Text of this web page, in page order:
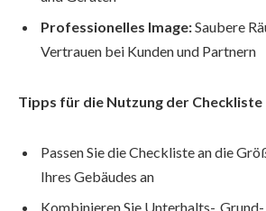
Professionelles Image:Saubere
Vertrauen bei Kunden und Partnern
Tipps für die Nutzung der Checkliste
Passen Sie die Checkliste an die
Ihres Gebäudes an
Kombinieren Sie Unterhalts-,